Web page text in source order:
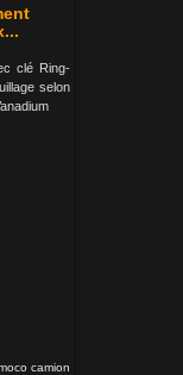
clé Ring-
selon
camion